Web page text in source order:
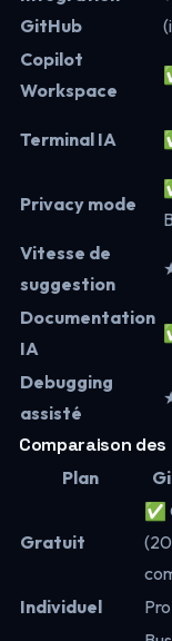
GitHub
Copilot
Workspace
Terminal IA
Privacy mode
Vitesse de
suggestion
Documentation
IA
Debugging
assisté
Comparaison des
Plan
Gratuit
✅
Individuel